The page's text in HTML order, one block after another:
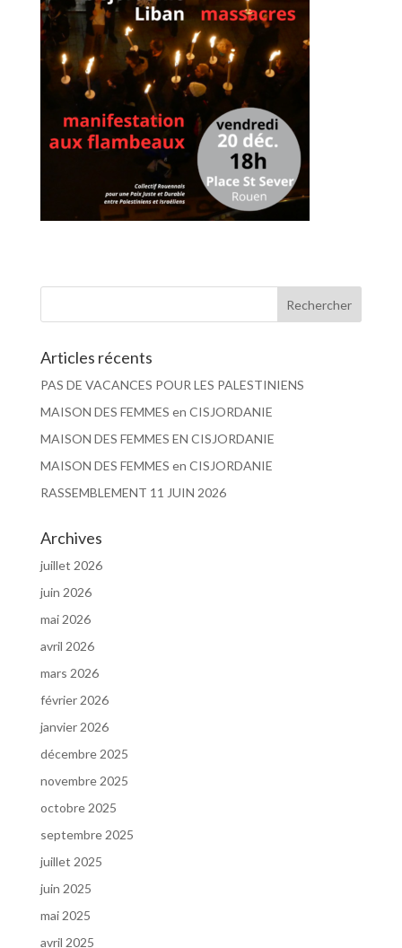
Articles récents
PAS DE VACANCES POUR LES PALESTINIENS
MAISON DES FEMMES en CISJORDANIE
MAISON DES FEMMES EN CISJORDANIE
MAISON DES FEMMES en CISJORDANIE
RASSEMBLEMENT 11 JUIN 2026
Archives
juillet 2026
juin 2026
mai 2026
avril 2026
mars 2026
février 2026
janvier 2026
décembre 2025
novembre 2025
octobre 2025
septembre 2025
juillet 2025
juin 2025
mai 2025
avril 2025